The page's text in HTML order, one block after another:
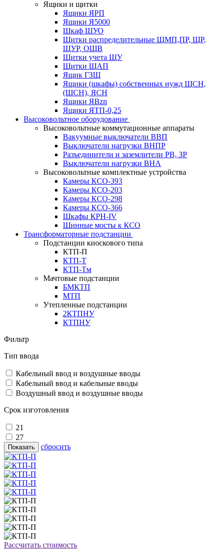
Ящики и щитки
Ящики ЯРП
Ящики Я5000
Шкаф ШУО
Щитки распределительные ЩМП,ПР, ЩР,
ЩУР, ОЩВ
Щитки учета ЩУ
Щитки ЩАП
Ящик ГЗШ
Ящики (шкафы) собственных нужд ЩСН,
(ШСН), ЯСН
Ящики ЯВzn
Ящики ЯТП-0,25
Высоковольтное оборудование
Высоковольтные коммутационные аппараты
Вакуумные выключатели ВВП
Выключатели нагрузки ВНПР
Разъединители и заземлители РВ, ЗР
Выключатели нагрузки ВНА
Высоковольтные комплектные устройства
Камеры КСО-393
Камеры КСО-203
Камеры КСО-298
Камеры КСО-366
Шкафы КРН-IV
Шинные мосты к КСО
Трансформаторные подстанции
Подстанции киоскового типа
КТП-П
КТП-Т
КТП-Тм
Мачтовые подстанции
БМКТП
МТП
Утепленные подстанции
2КТПНУ
КТПНУ
Фильтр
Тип ввода
Кабельный ввод и воздушные вводы
Кабельный ввод и кабельные вводы
Воздушный ввод и воздушные вводы
Срок изготовления
21
27
cбросить
Рассчитать стоимость